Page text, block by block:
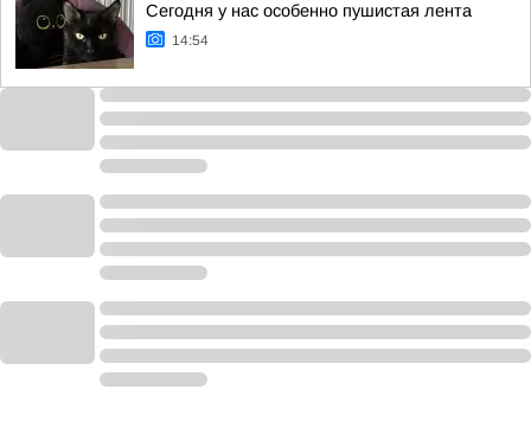
Сегодня у нас особенно пушистая лента
14:54